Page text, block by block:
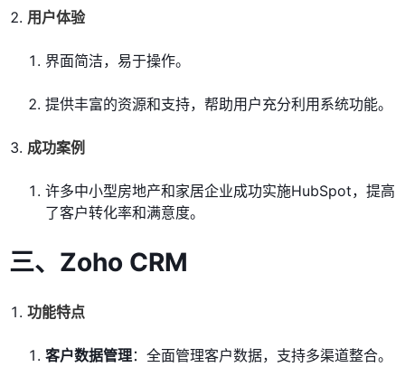
用户体验
界面简洁，易于操作。
提供丰富的资源和支持，帮助用户充分利用系统功能。
成功案例
许多中小型房地产和家居企业成功实施HubSpot，提高
了客户转化率和满意度。
三、 Zoho CRM
功能特点
客户数据管理：全面管理客户数据，支持多渠道整合。